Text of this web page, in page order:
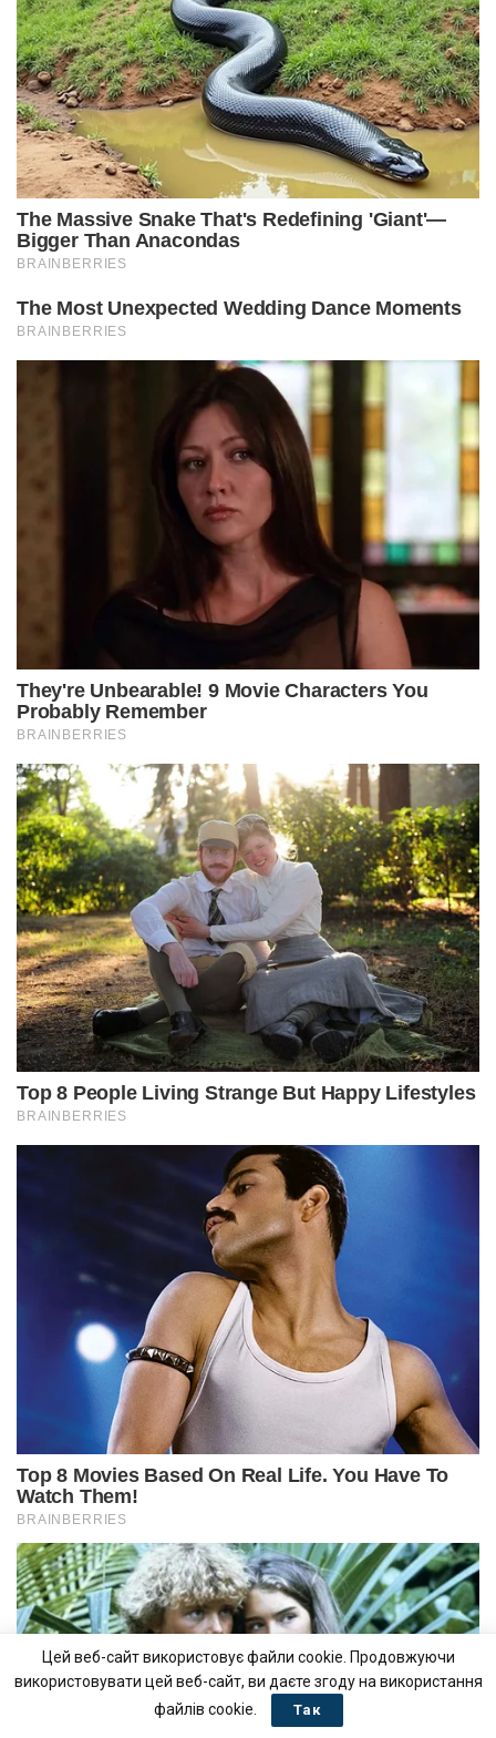
Цей веб-сайт використовує файли cookie. Продовжуючи
використовувати цей веб-сайт, ви даєте згоду на використання
файлів cookie.
Так